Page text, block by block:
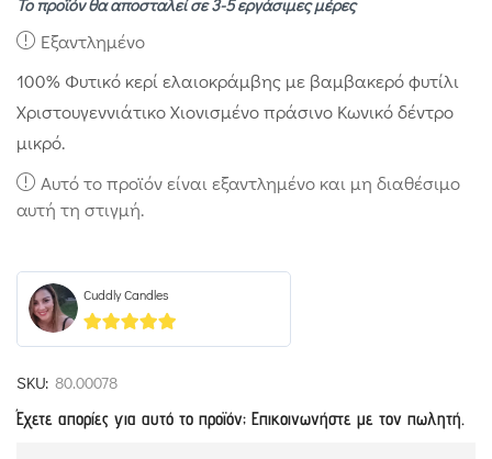
Το προϊόν θα αποσταλεί σε 3-5 εργάσιμες μέρες
Εξαντλημένο
100% Φυτικό κερί ελαιοκράμβης με βαμβακερό φυτίλι
Χριστουγεννιάτικο Χιονισμένο πράσινο Κωνικό δέντρο
μικρό.
Αυτό το προϊόν είναι εξαντλημένο και μη διαθέσιμο
αυτή τη στιγμή.
Cuddly Candles
5out of 5
SKU: 80.00078
Έχετε απορίες για αυτό το προϊόν; Επικοινωνήστε με τον πωλητή.